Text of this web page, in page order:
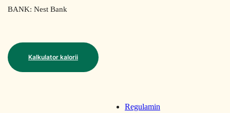
BANK: Nest Bank
Kalkulator kalorii
Regulamin